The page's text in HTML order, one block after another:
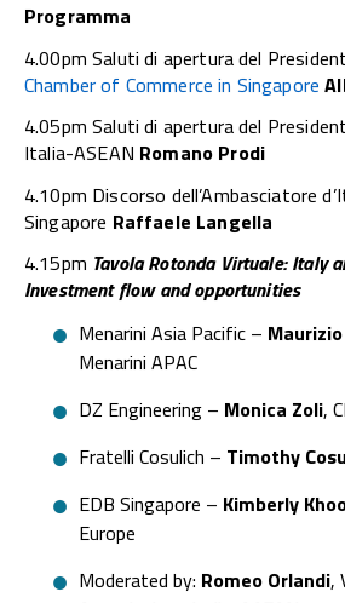
Programma
4.00pm Saluti di apertura del
Chamber of Commerce in Singapore
4.05pm Saluti di apertura del
Italia-ASEAN Romano Prodi
4.10pm Discorso dell’Ambasciatore
Singapore Raffaele Langella
4.15pm Tavola Rotonda Virtuale: Italy
Investment flow and opportunities
Menarini Asia Pacific –
Menarini APAC
DZ Engineering – Monica Zoli,
Fratelli Cosulich – Timothy
EDB Singapore – Kimberly
Europe
Moderated by: Romeo Orlandi,